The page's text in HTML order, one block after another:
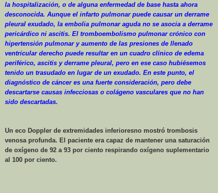
la hospitalización, o de alguna enfermedad de base hasta ahora
desconocida. Aunque el infarto pulmonar puede causar un derrame
pleural exudado, la embolia pulmonar aguda no se asocia a derrame
pericárdico ni ascitis. El tromboembolismo pulmonar crónico con
hipertensión pulmonar y aumento de las presiones de llenado
ventricular derecho puede resultar en un cuadro clínico de edema
periférico, ascitis y derrame pleural, pero en ese caso hubiésemos
tenido un trasudado en lugar de un exudado. En este punto, el
diagnóstico de cáncer es una fuerte consideración, pero debe
descartarse causas infecciosas o colágeno vasculares que no han
sido descartadas.
Un eco Doppler de extremidades inferioresno mostró trombosis
venosa profunda. El paciente era capaz de mantener una saturación
de oxígeno de 92 a93 por ciento respirando oxígeno suplementario
al 100 por ciento.